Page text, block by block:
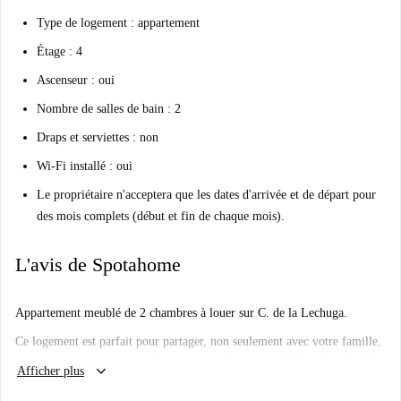
Type de logement : appartement
Étage : 4
Ascenseur : oui
Nombre de salles de bain : 2
Draps et serviettes : non
Wi-Fi installé : oui
Le propriétaire n'acceptera que les dates d'arrivée et de départ pour
des mois complets (début et fin de chaque mois).
L'avis de Spotahome
Appartement meublé de 2 chambres à louer sur C. de la Lechuga.
Ce logement est parfait pour partager, non seulement avec votre famille,
mais aussi avec un autre colocataire, car il comprend 2 chambres doubles
Afficher plus keyboard_arrow_down